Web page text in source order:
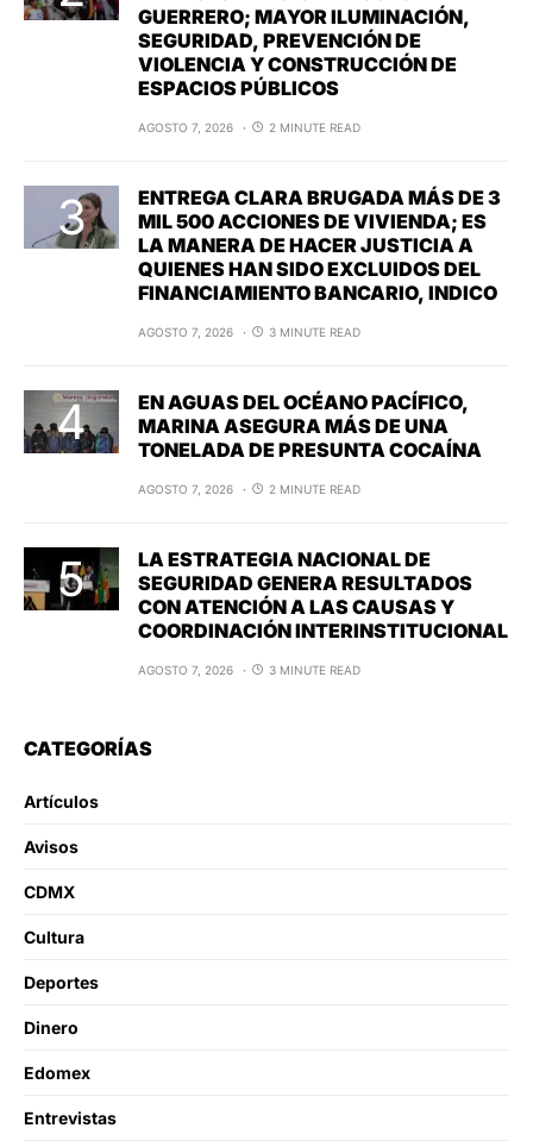
GUERRERO; MAYOR ILUMINACIÓN,
SEGURIDAD, PREVENCIÓN DE
VIOLENCIA Y CONSTRUCCIÓN DE
ESPACIOS PÚBLICOS
AGOSTO 7, 2026 2 MINUTE READ
ENTREGA CLARA BRUGADA MÁS DE 3
MIL 500 ACCIONES DE VIVIENDA; ES
LA MANERA DE HACER JUSTICIA A
QUIENES HAN SIDO EXCLUIDOS DEL
FINANCIAMIENTO BANCARIO, INDICO
AGOSTO 7, 2026 3 MINUTE READ
EN AGUAS DEL OCÉANO PACÍFICO,
MARINA ASEGURA MÁS DE UNA
TONELADA DE PRESUNTA COCAÍNA
AGOSTO 7, 2026 2 MINUTE READ
LA ESTRATEGIA NACIONAL DE
SEGURIDAD GENERA RESULTADOS
CON ATENCIÓN A LAS CAUSAS Y
COORDINACIÓN INTERINSTITUCIONAL
AGOSTO 7, 2026 3 MINUTE READ
CATEGORÍAS
Artículos
Avisos
CDMX
Cultura
Deportes
Dinero
Edomex
Entrevistas